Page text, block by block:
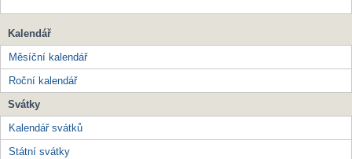
Kalendář
Měsíční kalendář
Roční kalendář
Svátky
Kalendář svátků
Státní svátky